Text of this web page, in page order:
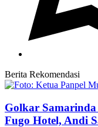
Berita Rekomendasi
Golkar
Fugo Hotel, Andi